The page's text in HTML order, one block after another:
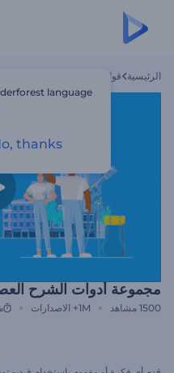
الرئيسية قوالب
مجموعة أدوات الشرح
1500 مشاهد 1M+ الاصدارات
language
thanks